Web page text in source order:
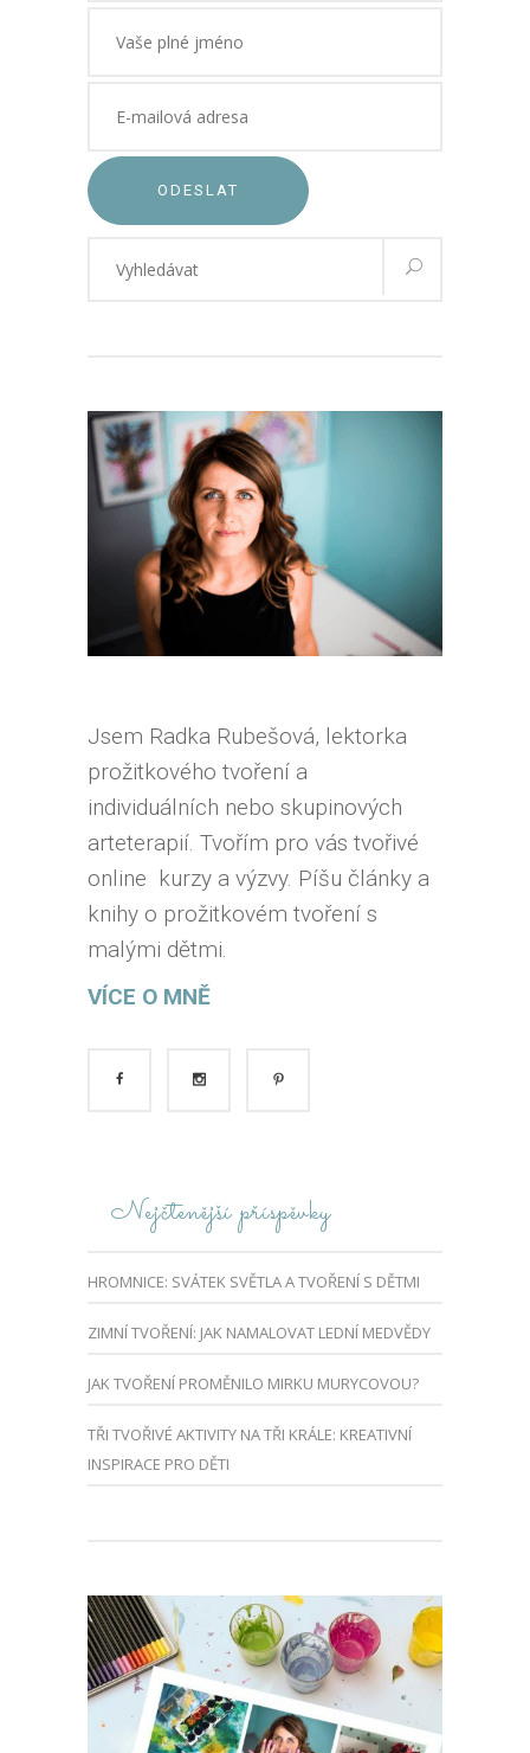
ODESLAT
Jsem Radka Rubešová, lektorka
prožitkového tvoření a
individuálních nebo skupinových
arteterapií. Tvořím pro vás tvořivé
online kurzy a výzvy. Píšu články a
knihy o prožitkovém tvoření s
malými dětmi.
VÍCE O MNĚ
Nejčtenější příspěvky
HROMNICE: SVÁTEK SVĚTLA A TVOŘENÍ S DĚTMI
ZIMNÍ TVOŘENÍ: JAK NAMALOVAT LEDNÍ MEDVĚDY
JAK TVOŘENÍ PROMĚNILO MIRKU MURYCOVOU?
TŘI TVOŘIVÉ AKTIVITY NA TŘI KRÁLE: KREATIVNÍ
INSPIRACE PRO DĚTI